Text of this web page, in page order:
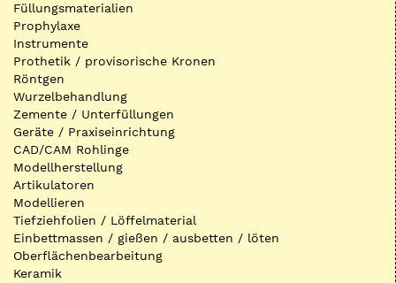
Füllungsmaterialien
Prophylaxe
Instrumente
Prothetik / provisorische Kronen
Röntgen
Wurzelbehandlung
Zemente / Unterfüllungen
Geräte / Praxiseinrichtung
CAD/CAM Rohlinge
Modellherstellung
Artikulatoren
Modellieren
Tiefziehfolien / Löffelmaterial
Einbettmassen / gießen / ausbetten / löten
Oberflächenbearbeitung
Keramik